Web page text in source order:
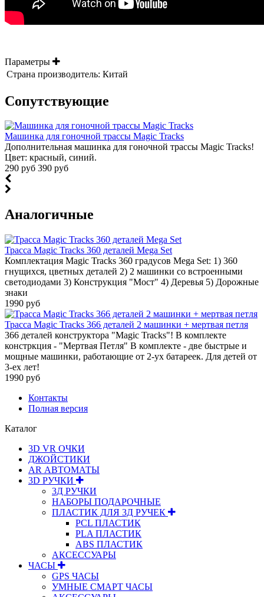
Параметры
Страна производитель: Китай
Cопутствующие
Машинка для гоночной трассы Magic Tracks
Дополнительная машинка для гоночной трассы Magic Tracks!
Цвет: красный, синий.
290 руб 390 руб
Аналогичные
Трасса Magic Tracks 360 деталей Mega Set
Комплектация Magic Tracks 360 градусов Mega Set: 1) 360
гнущихся, цветных деталей 2) 2 машинки со встроенными
светодиодами 3) Конструкция "Мост" 4) Деревья 5) Дорожные
знаки
1990 руб
Трасса Magic Tracks 366 деталей 2 машинки + мертвая петля
366 деталей конструктора "Magic Tracks"! В комплекте
констркция - "Мертвая Петля" В комплекте - две быстрые и
мощные машинки, работающие от 2-ух батареек. Для детей от
3-ех лет!
1990 руб
Контакты
Полная версия
Каталог
3D VR ОЧКИ
ДЖОЙСТИКИ
АR АВТОМАТЫ
3D РУЧКИ
3Д РУЧКИ
НАБОРЫ ПОДАРОЧНЫЕ
ПЛАСТИК ДЛЯ 3Д РУЧЕК
PCL ПЛАСТИК
PLA ПЛАСТИК
ABS ПЛАСТИК
АКСЕССУАРЫ
ЧАСЫ
GPS ЧАСЫ
УМНЫЕ СМАРТ ЧАСЫ